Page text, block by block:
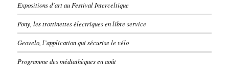
Expositions d’art au Festival Interceltique
Pony, les trottinettes électriques en libre service
Geovelo, l’application qui sécurise le vélo
Programme des médiathèques en août